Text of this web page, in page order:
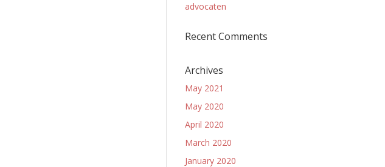
advocaten
Recent Comments
Archives
May 2021
May 2020
April 2020
March 2020
January 2020